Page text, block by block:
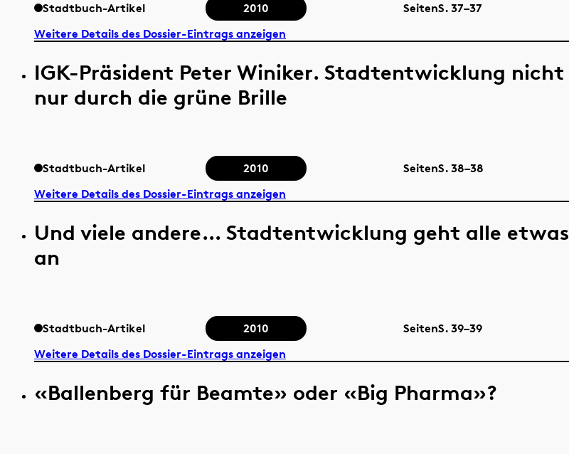
Stadtbuch-Artikel 2010 SeitenS.37–37
Weitere Details des Dossier-Eintrags anzeigen
IGK-Präsident Peter Winiker. Stadtentwicklung nicht
nur durch die grüne Brille
Stadtbuch-Artikel 2010 SeitenS.38–38
Weitere Details des Dossier-Eintrags anzeigen
Und viele andere… Stadtentwicklung geht alle etwas
an
Stadtbuch-Artikel 2010 SeitenS.39–39
Weitere Details des Dossier-Eintrags anzeigen
«Ballenberg für Beamte» oder «Big Pharma»?